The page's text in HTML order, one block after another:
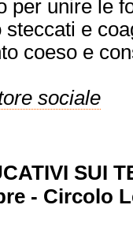
per unire le
e
coeso e
sociale
SUI
- Circolo